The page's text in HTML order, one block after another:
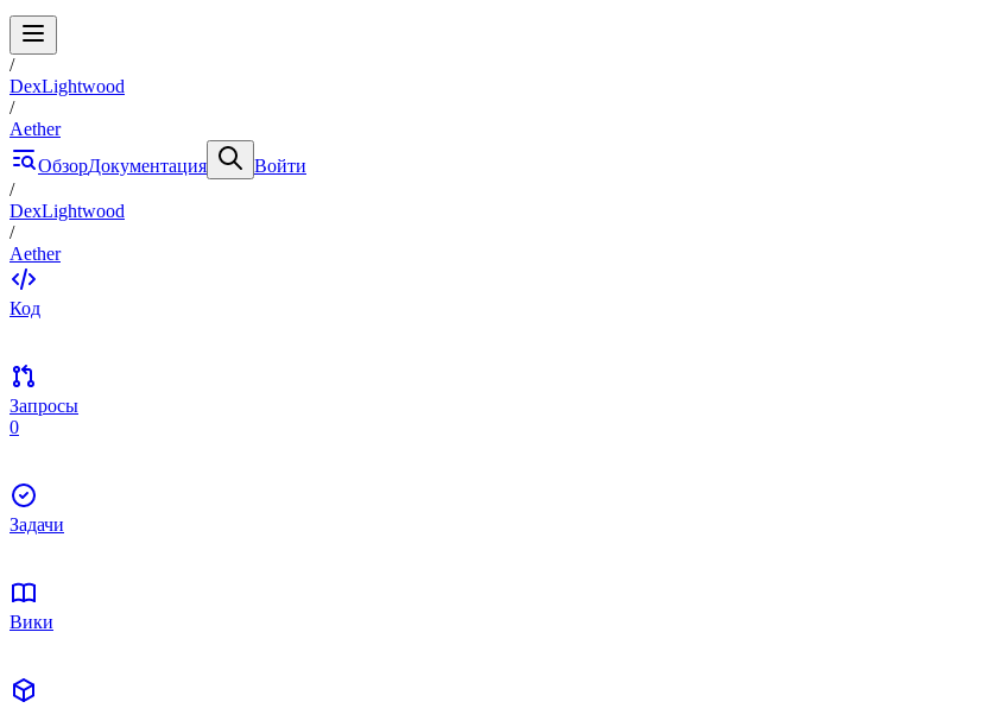
/
DexLightwood
/
Aether
ОбзорДокументация
Войти
/
DexLightwood
/
Aether
Код
Запросы
0
Задачи
Вики